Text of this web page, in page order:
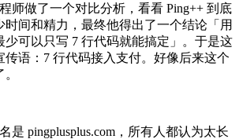
师做了一个对比分析，看看 Ping++ 到底
时间和精力，最终他得出了一个结论「用
少可以只写 7 行代码就能搞定」。于是这
传语：7 行代码接入支付。好像后来这个
是 pingplusplus.com，所有人都认为太长